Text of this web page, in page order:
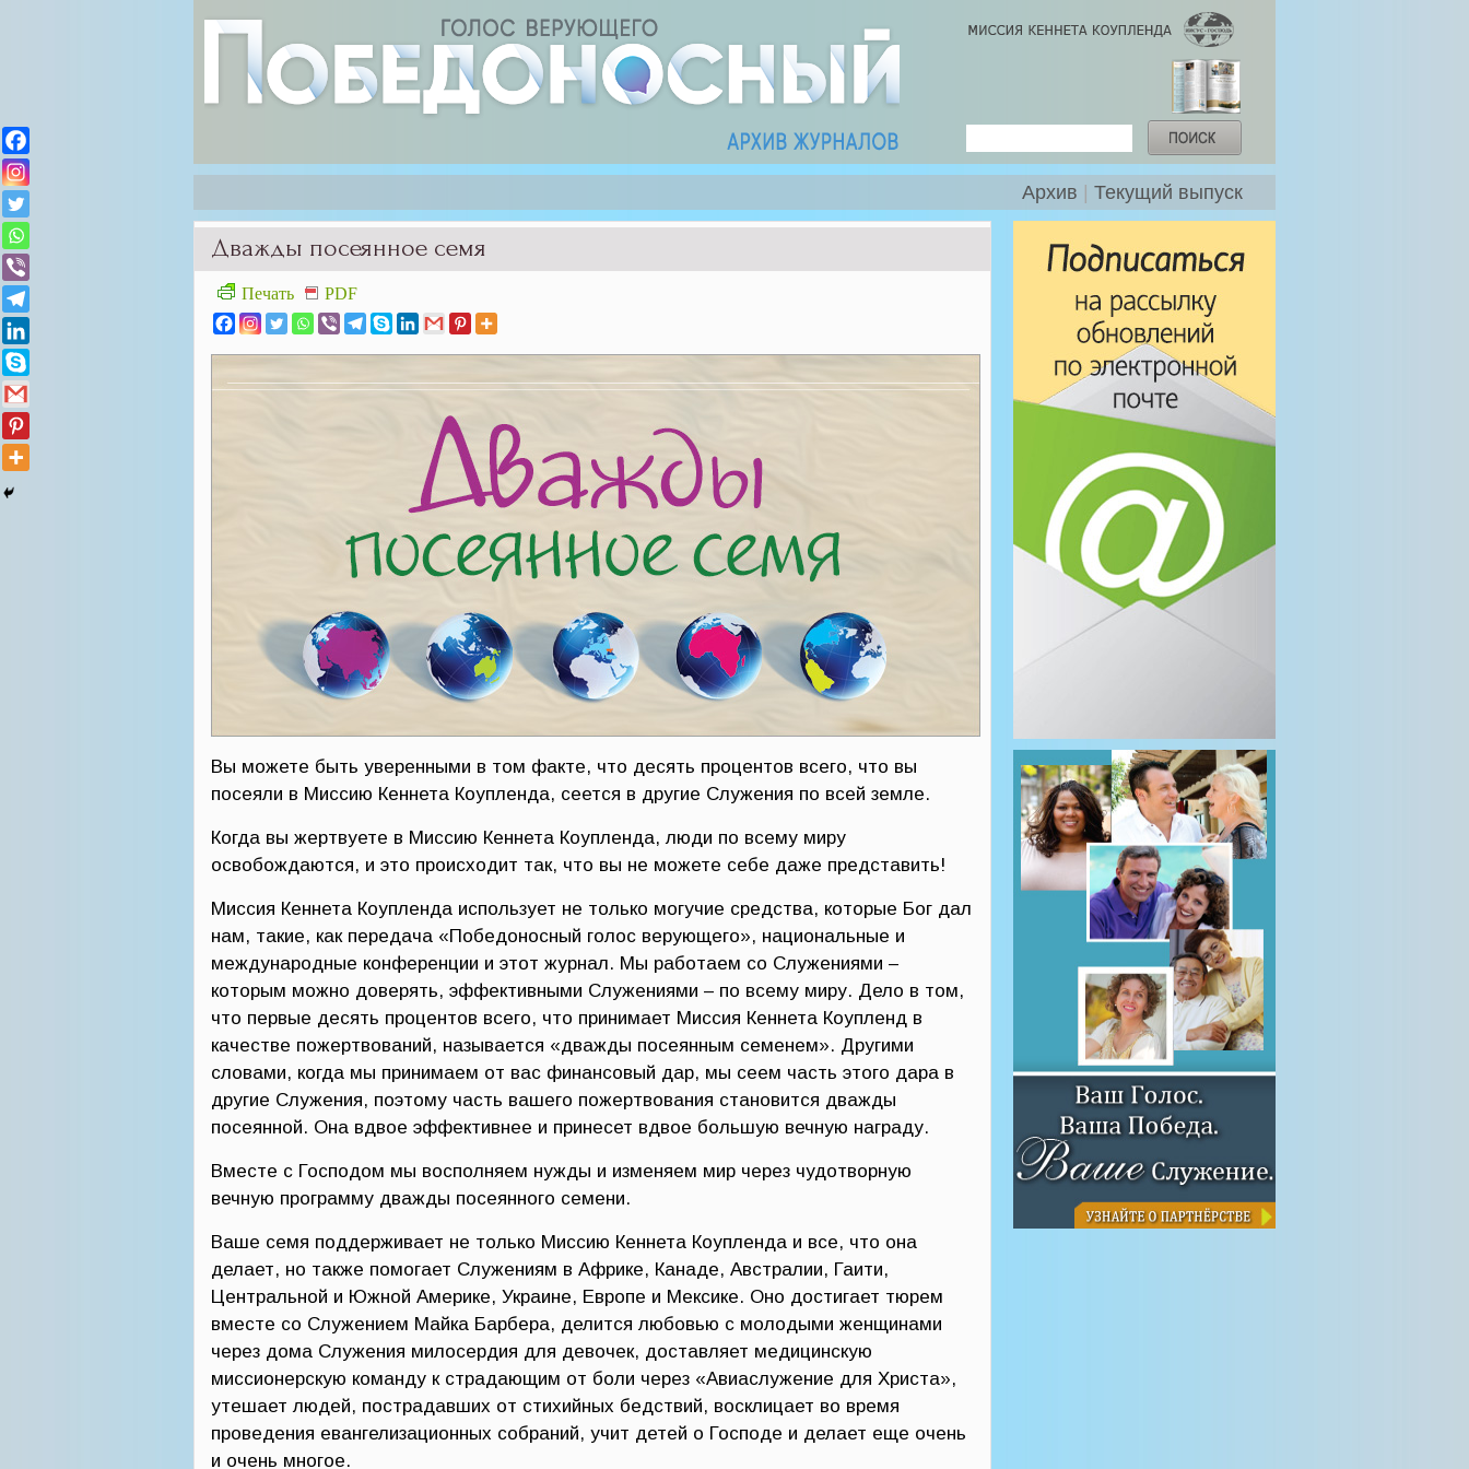
Архив Текущий выпуск
Дважды посеянное семя
Печать PDF
Вы можете быть уверенными в том факте, что десять процентов всего, что вы
посеяли в Миссию Кеннета Коупленда, сеется в другие Служения по всей земле.
Когда вы жертвуете в Миссию Кеннета Коупленда, люди по всему миру
освобождаются, и это происходит так, что вы не можете себе даже представить!
Миссия Кеннета Коупленда использует не только могучие средства, которые Бог дал
нам, такие, как передача «Победоносный голос верующего», национальные и
международные конференции и этот журнал. Мы работаем со Служениями –
которым можно доверять, эффективными Служениями – по всему миру. Дело в том,
что первые десять процентов всего, что принимает Миссия Кеннета Коупленд в
качестве пожертвований, называется «дважды посеянным семенем». Другими
словами, когда мы принимаем от вас финансовый дар, мы сеем часть этого дара в
другие Служения, поэтому часть вашего пожертвования становится дважды
посеянной. Она вдвое эффективнее и принесет вдвое большую вечную награду.
Вместе с Господом мы восполняем нужды и изменяем мир через чудотворную
вечную программу дважды посеянного семени.
Ваше семя поддерживает не только Миссию Кеннета Коупленда и все, что она
делает, но также помогает Служениям в Африке, Канаде, Австралии, Гаити,
Центральной и Южной Америке, Украине, Европе и Мексике. Оно достигает тюрем
вместе со Служением Майка Барбера, делится любовью с молодыми женщинами
через дома Служения милосердия для девочек, доставляет медицинскую
миссионерскую команду к страдающим от боли через «Авиаслужение для Христа»,
утешает людей, пострадавших от стихийных бедствий, восклицает во время
проведения евангелизационных собраний, учит детей о Господе и делает еще очень
и очень многое.